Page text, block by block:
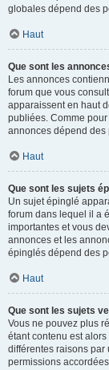
globales dépend des
Haut
Que sont les
Les annonces
forum que vous
apparaissent en haut
publiées. Comme
annonces dépend des
Haut
Que sont les sujets
Un sujet épinglé
forum dans lequel il a
importantes et vous
annonces et les
épinglés dépend des
Haut
Que sont les sujets
Vous ne pouvez plus
étant contenu est
différentes raisons par
permissions